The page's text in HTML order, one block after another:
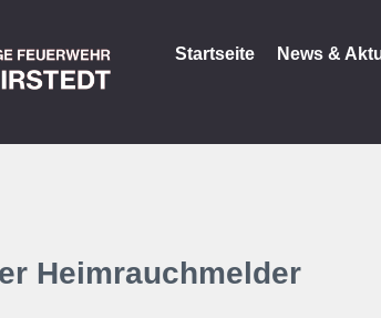
Startseite News &
Heimrauchmelder